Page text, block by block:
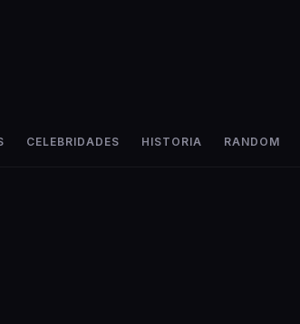
CELEBRIDADES HISTORIA RANDOM